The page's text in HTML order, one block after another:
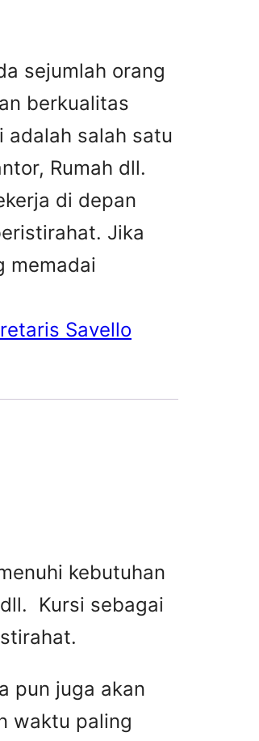
sejumlah orang
berkualitas
adalah salah satu
Rumah dll.
di depan
Jika
memadai
Savello
kebutuhan
Kursi sebagai
pun juga akan
waktu paling